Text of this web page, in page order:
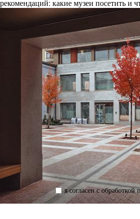
я согласен с
рекомендаций: какие музеи посетить и